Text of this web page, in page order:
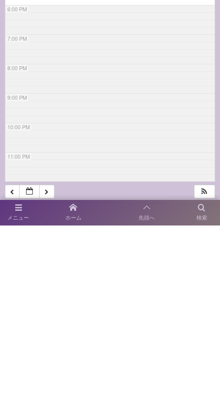
6:00 PM
7:00 PM
8:00 PM
9:00 PM
10:00 PM
11:00 PM
メニュー 検索
ホーム 先頭へ